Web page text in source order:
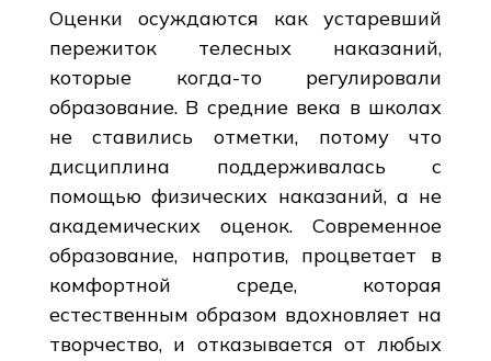
Оценки осуждаются как устаревший
пережиток телесных наказаний,
которые когда-то регулировали
образование. В средние века в школах
не ставились отметки, потому что
дисциплина поддерживалась с
помощью физических наказаний, а не
академических оценок. Современное
образование, напротив, процветает в
комфортной среде, которая
естественным образом вдохновляет на
творчество, и отказывается от любых